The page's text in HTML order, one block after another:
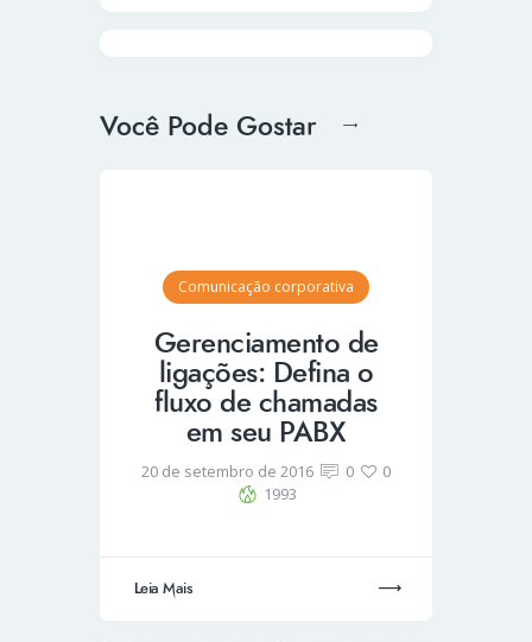
Você Pode Gostar
Comunicação corporativa
Gerenciamento de
ligações: Defina o
fluxo de chamadas
em seu PABX
20 de setembro de 2016 0
0
1993
Leia Mais